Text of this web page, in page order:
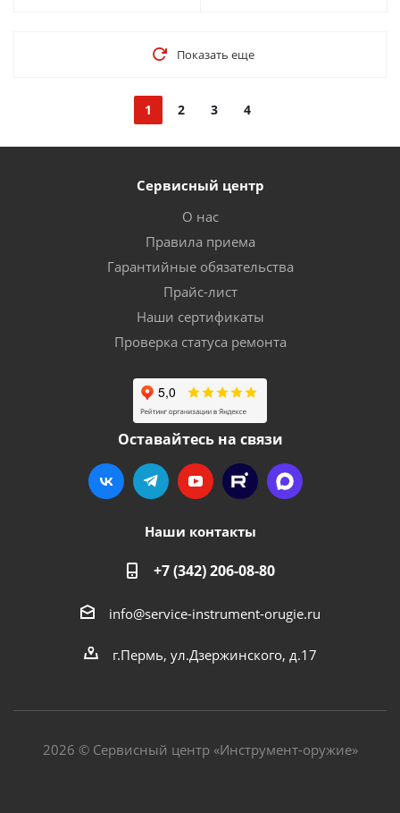
Показать еще
1 2 3 4
Сервисный центр
О нас
Правила приема
Гарантийные обязательства
Прайс-лист
Наши сертификаты
Проверка статуса ремонта
Оставайтесь на связи
Наши контакты
+7 (342) 206-08-80
info@service-instrument-orugie.ru
г.Пермь, ул.Дзержинского, д.17
2026 © Сервисный центр «Инструмент-оружие»